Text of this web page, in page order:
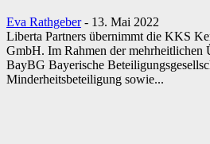
Eva Rathgeber - 13. Mai 2022
Liberta Partners übernimmt die KKS
GmbH. Im Rahmen der mehrheitlichen
BayBG Bayerische
Minderheitsbeteiligung sowie...